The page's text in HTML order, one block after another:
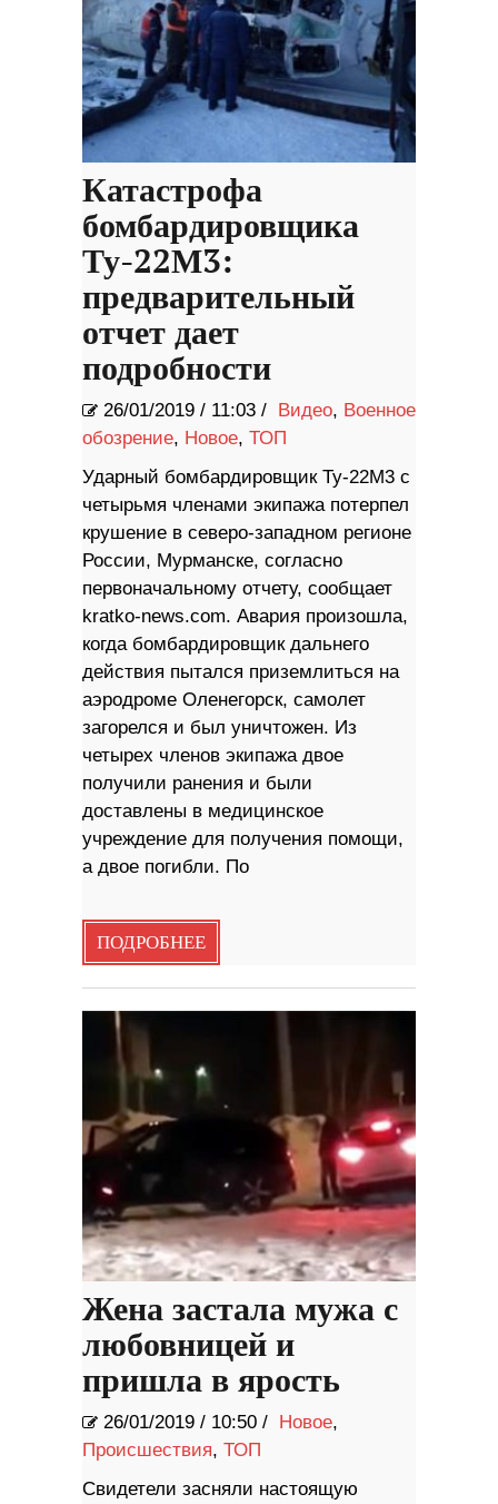
Катастрофа
бомбардировщика
Ту-22М3:
предварительный
отчет дает
подробности
26/01/2019 / 11:03 / Видео, Военное
обозрение, Новое, ТОП
Ударный бомбардировщик Ту-22М3 с
четырьмя членами экипажа потерпел
крушение в северо-западном регионе
России, Мурманске, согласно
первоначальному отчету, сообщает
kratko-news.com. Авария произошла,
когда бомбардировщик дальнего
действия пытался приземлиться на
аэродроме Оленегорск, самолет
загорелся и был уничтожен. Из
четырех членов экипажа двое
получили ранения и были
доставлены в медицинское
учреждение для получения помощи,
а двое погибли. По
ПОДРОБНЕЕ
Жена застала мужа с
любовницей и
пришла в ярость
26/01/2019 / 10:50 / Новое,
Происшествия, ТОП
Свидетели засняли настоящую